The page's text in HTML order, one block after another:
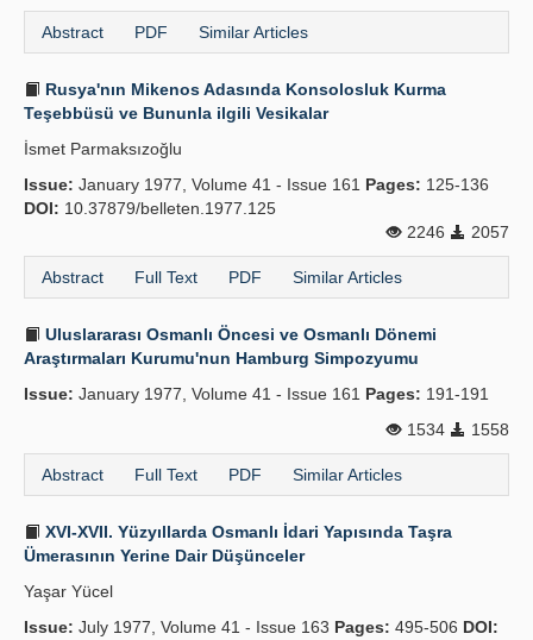
Contact Us
Abstract PDF Similar Articles
Rusya'nın Mikenos Adasında Konsolosluk Kurma
Teşebbüsü ve Bununla ilgili Vesikalar
İsmet Parmaksızoğlu
Issue: January 1977, Volume 41 - Issue 161 Pages: 125-136
DOI: 10.37879/belleten.1977.125
2246
2057
Abstract Full Text PDF Similar Articles
Uluslararası Osmanlı Öncesi ve Osmanlı Dönemi
Araştırmaları Kurumu'nun Hamburg Simpozyumu
Issue: January 1977, Volume 41 - Issue 161 Pages: 191-191
1534
1558
Abstract Full Text PDF Similar Articles
XVI-XVII. Yüzyıllarda Osmanlı İdari Yapısında Taşra
Ümerasının Yerine Dair Düşünceler
Yaşar Yücel
Issue: July 1977, Volume 41 - Issue 163 Pages: 495-506 DOI: